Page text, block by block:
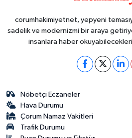
corumhakimiyetnet, yepyeni
sadelik ve modernizmi bir araya
insanlara haber
Nöbetçi Eczaneler
Hava Durumu
Çorum Namaz Vakitleri
Trafik Durumu